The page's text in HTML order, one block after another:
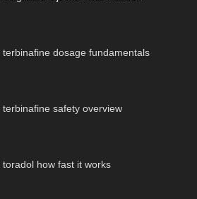
terbinafine dosage fundamentals
terbinafine safety overview
toradol how fast it works